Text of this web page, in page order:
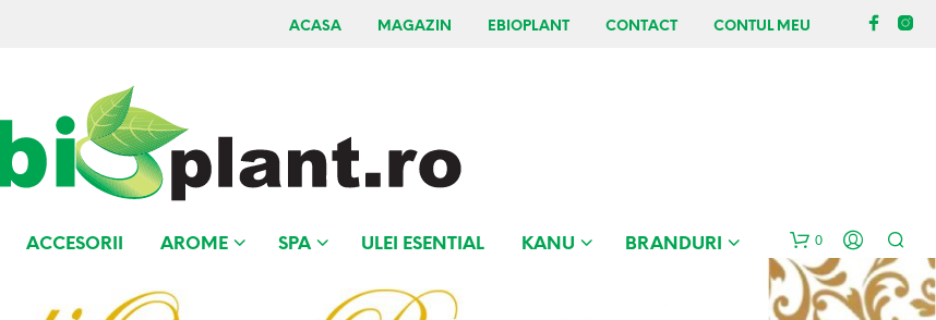
ACASA MAGAZIN EBIOPLANT CONTACT CONTUL MEU
ACCESORII AROME SPA ULEI ESENTIAL KANU BRANDURI 0